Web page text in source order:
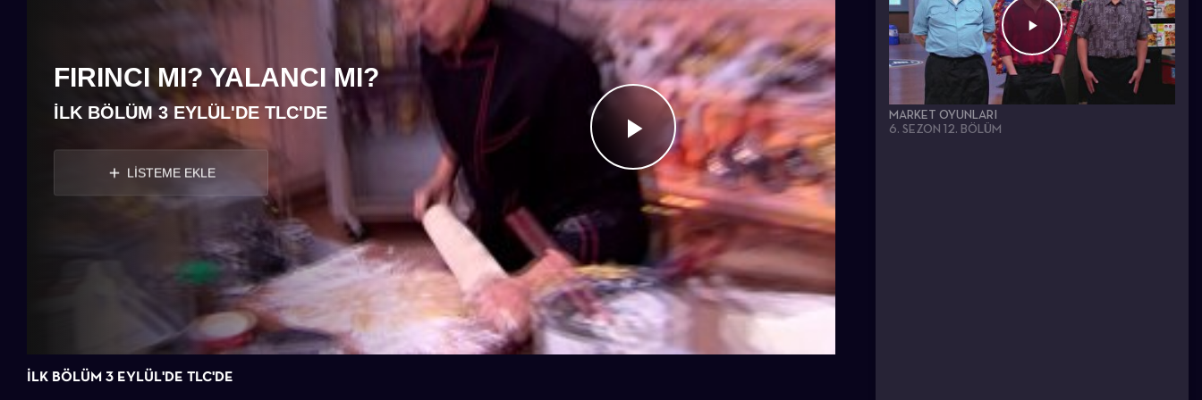
Videoyu
Oynat
FIRINCI MI? YALANCI MI?
İLK BÖLÜM 3 EYLÜL'DE TLC'DE
LİSTEME EKLE
İLK BÖLÜM 3 EYLÜL'DE TLC'DE
MARKET OYUNLARI
6. SEZON 12. BÖLÜM